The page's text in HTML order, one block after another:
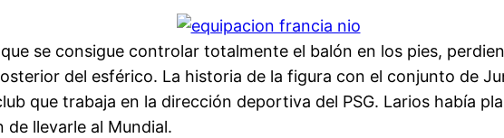
se consigue controlar totalmente el balón en los pies,
del esférico. La historia de la figura con el conjunto de
que trabaja en la dirección deportiva del PSG. Larios había
de llevarle al Mundial.